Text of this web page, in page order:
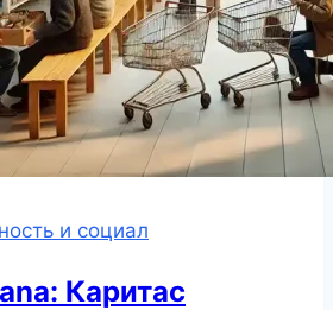
и социал
Каритас